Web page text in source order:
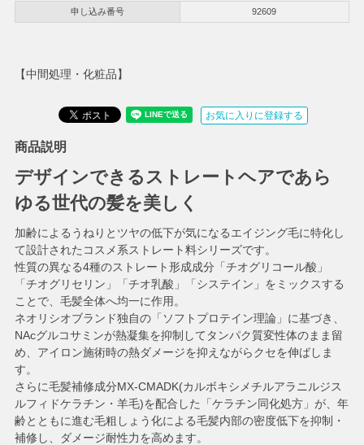
申し込み番号 92609
【中間処理・化粧品】
お気に入りに登録する
商品説明
デザインできるストレートヘアであら
ゆる世代の髪を美しく
加齢によるうねりとツヤの低下が気になるエイジング毛に特化し
て設計されたコスメ系ストレート料シリーズです。
性質の異なる4種のストレート形成成分「チオグリコール酸」
「チオグリセリン」「チオ乳酸」「システイン」をミックスする
ことで、毛髪全体へ均一に作用。
ネオリシオブランド独自の「ソフトプロテイン理論」に基づき、
NAcグルコサミンが熱凝集を抑制してタンパク質変性体のまま留
め、アイロン施術時の熱ダメージを抑えながらクセを伸ばしま
す。
さらに毛髪補修成分MX-CMADK(カルボキシメチルアラニルジス
ルフィドケラチン・羊毛)を配合した「ケラチン同化処方」が、年
齢とともに進む毛粗しょう化による毛髪内部の密度低下を抑制・
補修し、ダメージ耐性力を高めます。